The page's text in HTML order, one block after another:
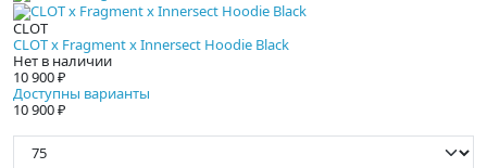
CLOT
CLOT x Fragment x Innersect Hoodie Black
Нет в наличии
10 900 ₽
Доступны варианты
10 900 ₽